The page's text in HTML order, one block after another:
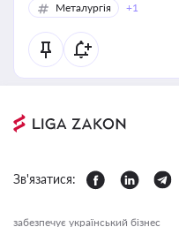
Металургія
+1
Зв'язатися:
забезпечує український бізнес